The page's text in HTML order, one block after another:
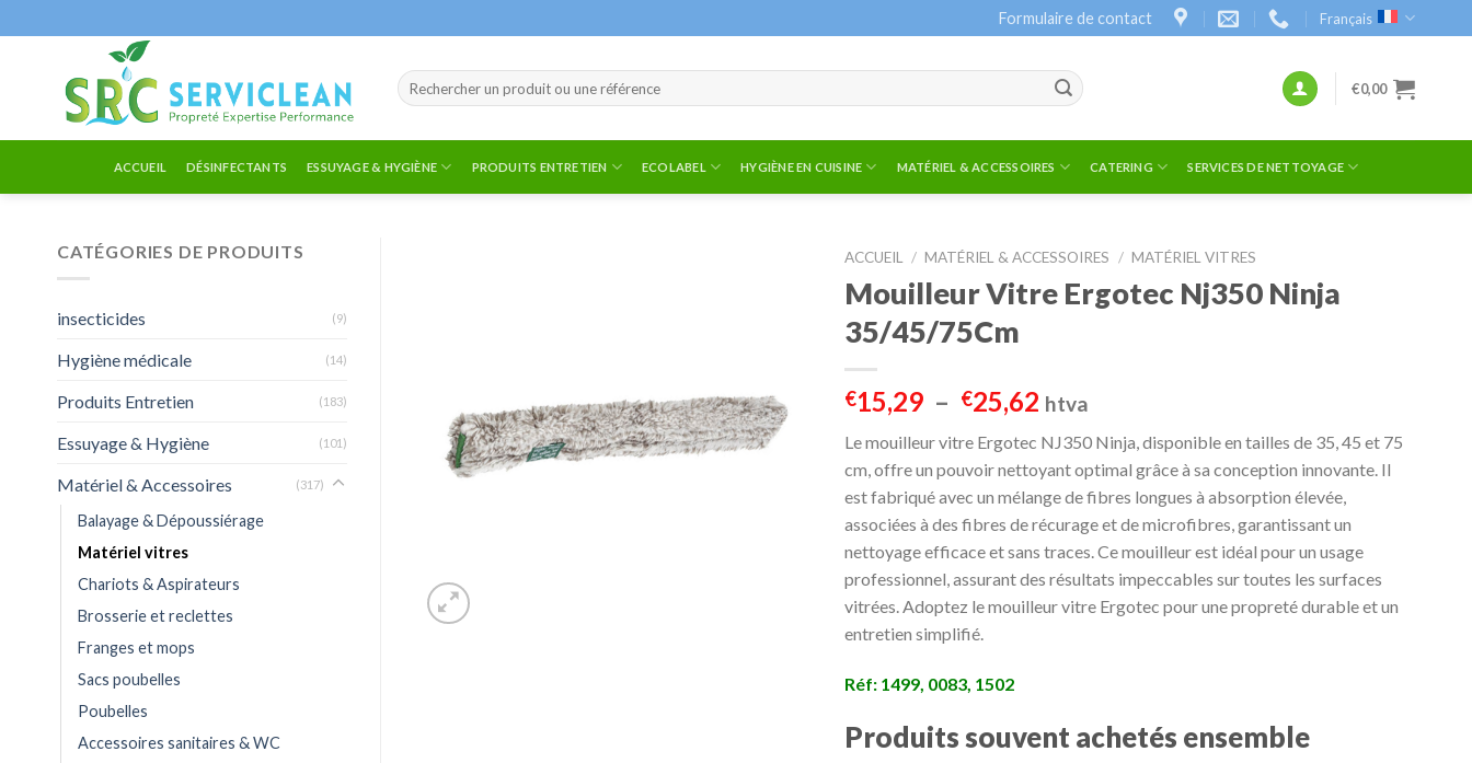
au
Formulaire de contact Français
Recherche
pour :
€0,00
ACCUEIL DÉSINFECTANTS ESSUYAGE & HYGIÈNE PRODUITS ENTRETIEN ECOLABEL HYGIÈNE EN CUISINE MATÉRIEL & ACCESSOIRES CATERING SERVICES DE NETTOYAGE
CATÉGORIES DE PRODUITS
insecticides (9)
Hygiène médicale (14)
Produits Entretien (183)
Essuyage & Hygiène (101)
Matériel & Accessoires (317)
Balayage & Dépoussiérage
Matériel vitres
Chariots & Aspirateurs
Brosserie et reclettes
Franges et mops
Sacs poubelles
Poubelles
Accessoires sanitaires & WC
ACCUEIL / MATÉRIEL & ACCESSOIRES / MATÉRIEL VITRES
Mouilleur Vitre Ergotec Nj350 Ninja
35/45/75Cm
€15,29 – €25,62 Plage
prix :
€15,29
à
€25,62
htva
Le mouilleur vitre Ergotec NJ350 Ninja, disponible en tailles de 35, 45 et 75
cm, offre un pouvoir nettoyant optimal grâce à sa conception innovante. Il
est fabriqué avec un mélange de fibres longues à absorption élevée,
associées à des fibres de récurage et de microfibres, garantissant un
nettoyage efficace et sans traces. Ce mouilleur est idéal pour un usage
professionnel, assurant des résultats impeccables sur toutes les surfaces
vitrées. Adoptez le mouilleur vitre Ergotec pour une propreté durable et un
entretien simplifié.
Réf: 1499, 0083, 1502
Produits souvent achetés ensemble